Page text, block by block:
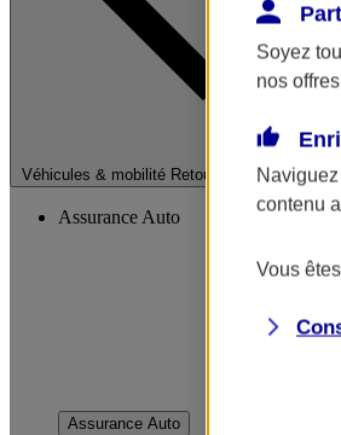
Véhicules & mobilité Retour à la section
Assurance Auto
Assurance Auto
Soyez
nos
contenu
Vous